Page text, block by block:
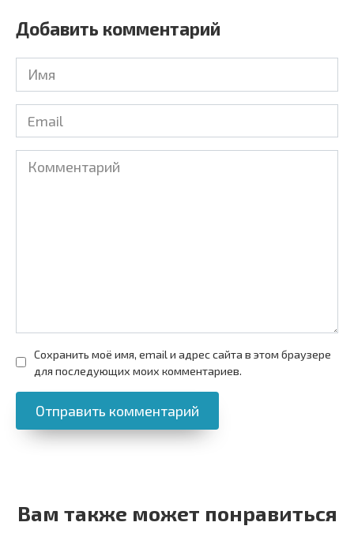
Добавить комментарий
Имя
*
Email
*
Комментарий
Сохранить моё имя, email и адрес сайта в этом браузере
для последующих моих комментариев.
Вам также может понравиться